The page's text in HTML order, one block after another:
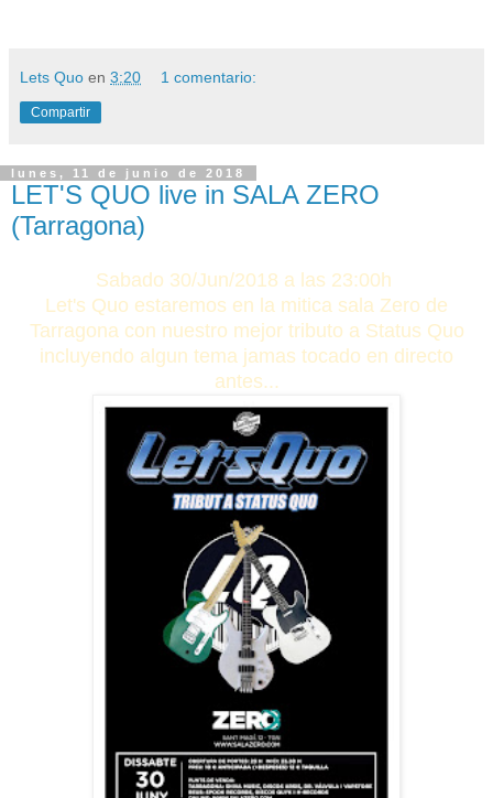
Lets Quo en 3:20 1 comentario:
Compartir
lunes, 11 de junio de 2018
LET'S QUO live in SALA ZERO
(Tarragona)
Sabado 30/Jun/2018 a las 23:00h
Let's Quo estaremos en la mitica sala Zero de
Tarragona con nuestro mejor tributo a Status Quo
incluyendo algun tema jamas tocado en directo
antes...